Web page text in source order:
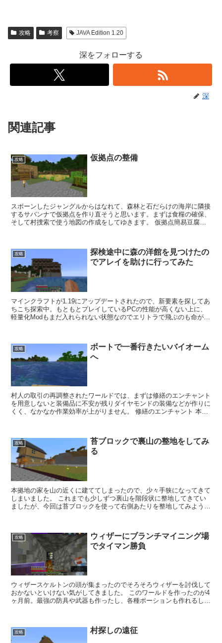
攻略 考察 JAVA Edition 1.20
深をフォローする
深
関連記事
攻略 仮拠点の整備
スポーンしたジャングルからはなれて、森林と石だらけの海岸に隣接
するサバンナで仮拠点を作り直そうと思います。まずは食糧の確保、
そして村捜索で使う地図の作成をしてゆきます。 仮拠点簡易豆腐ハ
攻略
探検途中に森の洋館を見つけたの
でアレイを助けに行ってみた
マインクラフトが1.19にアップデートされたので、新要素を探してあ
ちこち探索中。もともとプレイしているPCの性能が高くない上に、
軽量化Modもまだ入れられない状態なのでエリトラで飛ぶのも命が
攻略
ボートで一番行きたいバイオーム
へ
村人の取引の再調整されたワールドでは、まずは修繕のエンチャント
を用意しないと装備品に不安が残りダイヤモンドの装備などが作りに
くく、なかなか作業効率が上がりません。 修繕のエンチャント 本
攻略
苔ブロックで裏山の整地をしてみ
る
本拠地の家を山の近くに建ててしまったので、少々手狭になってきて
しまいました。 これまでも少しずつ裏山を階段状に整地してきてい
ましたが、今回は苔ブロックを使って右側あたりを整地してみようと
攻略
ウィザーにブランチマイニング場
でタイマン勝負
ウィザースケルトンの頭が集まったのでそろそろウィザーを討伐して
おかないといけない気がしてきました。 このワールドを作ったのが4
ヶ月前。最強の防具や武器も作ったし、各種ポーションも作れるしい
攻略 村探しの遠征